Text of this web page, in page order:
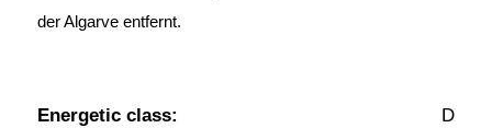
der Algarve entfernt.
Energetic class: D